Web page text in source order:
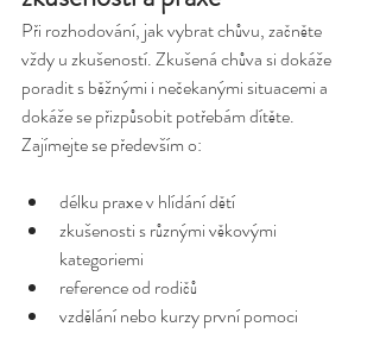
Při rozhodování, jak vybrat chůvu, začněte
vždy u zkušeností. Zkušená chůva si dokáže
poradit s běžnými i nečekanými situacemi a
dokáže se přizpůsobit potřebám dítěte.
Zajímejte se především o:
délku praxe v hlídání dětí
zkušenosti s různými věkovými
kategoriemi
reference od rodičů
vzdělání nebo kurzy první pomoci